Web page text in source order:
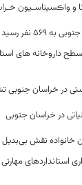
و واڪسیناسـیون
نفر رسید
ماسک در سطح داروخانه
در خراسان
خانواده نقش بی‌بدیل
استانداردهای